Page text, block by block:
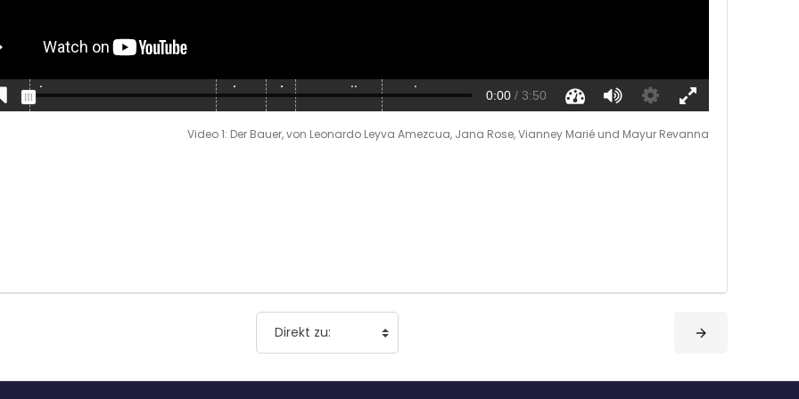
Video 1: Der Bauer, von Leonardo Leyva Amezcua, Jana Rose, Vianney Marié und Mayur Revanna